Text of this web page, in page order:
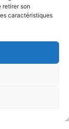
retirer son
caractéristiques